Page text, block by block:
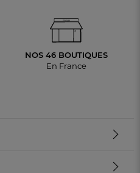
NOS 46 BOUTIQUES
En France